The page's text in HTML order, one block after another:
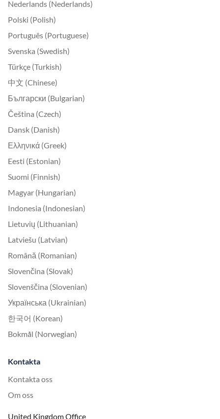
Nederlands (Nederlands)
Polski (Polish)
Português (Portuguese)
Svenska (Swedish)
Türkçe (Turkish)
中文 (Chinese)
Български (Bulgarian)
Čeština (Czech)
Dansk (Danish)
Ελληνικά (Greek)
Eesti (Estonian)
Suomi (Finnish)
Magyar (Hungarian)
Indonesia (Indonesian)
Lietuvių (Lithuanian)
Latviešu (Latvian)
Română (Romanian)
Slovenčina (Slovak)
Slovenščina (Slovenian)
Українська (Ukrainian)
한국어 (Korean)
Bokmål (Norwegian)
Kontakta
Kontakta oss
Om oss
United Kingdom Office